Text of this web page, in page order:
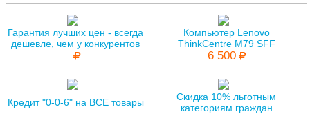
Гарантия лучших цен - всегда
дешевле, чем у конкурентов
Компьютер Lenovo
ThinkCentre M79 SFF
6 500
Кредит "0-0-6" на ВСЕ товары
Скидка 10% льготным
категориям граждан